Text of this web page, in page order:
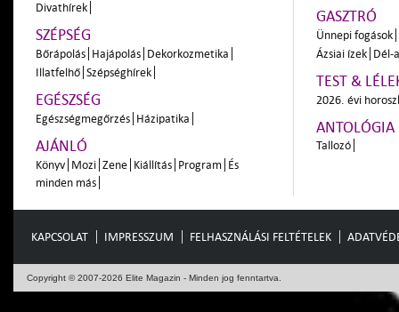
Divathírek
SZÉPSÉG
Bőrápolás Hajápolás Dekorkozmetika
Illatfelhő Szépséghírek
EGÉSZSÉG
Egészségmegőrzés Házipatika
AJÁNLÓ
Könyv Mozi Zene Kiállítás Program És
minden más
GASZTRÓ
Ünnepi fogások
Ázsiai ízek Dél-
TEST &
2026. évi
ANTOLÓGIA
Tallozó
KAPCSOLAT IMPRESSZUM FELHASZNÁLÁSI FELTÉTELEK
Copyright © 2007-2026 Elite Magazin - Minden jog fenntartva.